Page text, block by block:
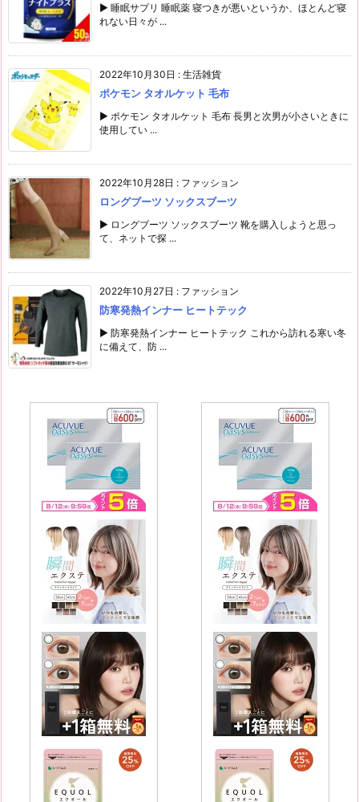
▶ 睡眠サプリ 睡眠薬 寝つきが悪いというか、ほとんど寝
れない日々が ...
2022年10月30日 : 生活雑貨
ポケモン タオルケット 毛布
▶ ポケモン タオルケット 毛布 長男と次男が小さいときに
使用してい ...
2022年10月28日 : ファッション
ロングブーツ ソックスブーツ
▶ ロングブーツ ソックスブーツ 靴を購入しようと思っ
て、ネットで探 ...
2022年10月27日 : ファッション
防寒発熱インナー ヒートテック
▶ 防寒発熱インナー ヒートテック これから訪れる寒い冬
に備えて、防 ...